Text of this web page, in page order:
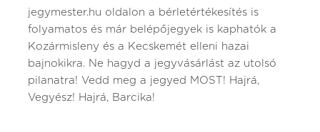
jegymester.hu oldalon a bérletértékesítés is
folyamatos és már belépőjegyek is kaphatók a
Kozármisleny és a Kecskemét elleni hazai
bajnokikra. Ne hagyd a jegyvásárlást az utolsó
pilanatra! Vedd meg a jegyed MOST! Hajrá,
Vegyész! Hajrá, Barcika!